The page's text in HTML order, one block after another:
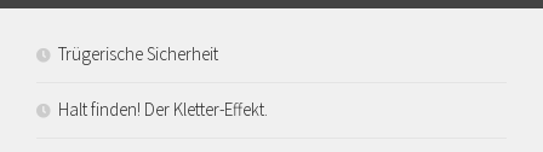
Trügerische Sicherheit
Halt finden! Der Kletter-Effekt.